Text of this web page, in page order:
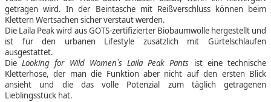
getragen wird. In der Beintasche mit Reißverschluss können beim
Klettern Wertsachen sicher verstaut werden.
Die Laila Peak wird aus GOTS-zertifizierter Biobaumwolle hergestellt und
ist für den urbanen Lifestyle zusätzlich mit Gürtelschlaufen
ausgestattet.
DieLooking for Wild Women´s Laila Peak Pants ist eine technische
Kletterhose, der man die Funktion aber nicht auf den ersten Blick
ansieht und die das volle Potenzial zum täglich getragenen
Lieblingsstück hat.